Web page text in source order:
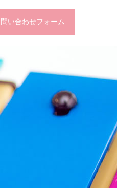
い合わせフォーム